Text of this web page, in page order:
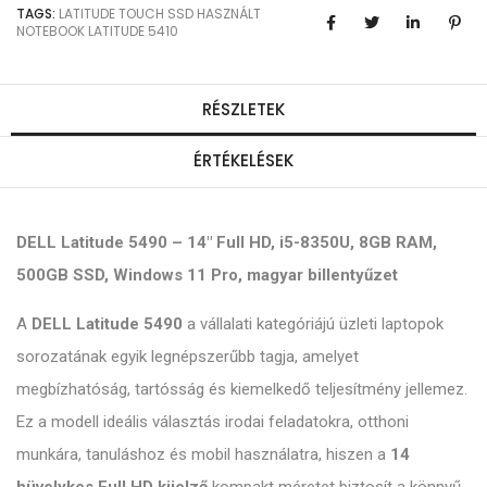
TAGS: LATITUDETOUCH SSD HASZNÁLT
NOTEBOOK LATITUDE 5410
RÉSZLETEK
ÉRTÉKELÉSEK
DELL Latitude 5490 – 14" Full HD, i5-8350U, 8GB RAM,
500GB SSD, Windows 11 Pro, magyar billentyűzet
A DELL Latitude 5490 a vállalati kategóriájú üzleti laptopok
sorozatának egyik legnépszerűbb tagja, amelyet
megbízhatóság, tartósság és kiemelkedő teljesítmény jellemez.
Ez a modell ideális választás irodai feladatokra, otthoni
munkára, tanuláshoz és mobil használatra, hiszen a 14